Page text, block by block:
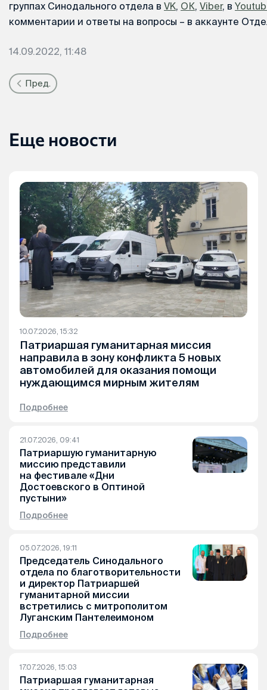
группах Синодального отдела в VK, ОК, Viber, в
комментарии и ответы на вопросы – в аккаунте
14.09.2022, 11:48
Пред.
Еще новости
10.07.2026, 15:32
Патриаршая гуманитарная миссия
направила в зону конфликта 5 новых
автомобилей для оказания помощи
нуждающимся мирным жителям
Подробнее
21.07.2026, 09:41
Патриаршую гуманитарную
миссию представили
на фестивале «Дни
Достоевского в Оптиной
пустыни»
Подробнее
05.07.2026, 19:11
Председатель Синодального
отдела по благотворительности
и директор Патриаршей
гуманитарной миссии
встретились с митрополитом
Луганским Пантелеимоном
Подробнее
17.07.2026, 15:03
Патриаршая гуманитарная